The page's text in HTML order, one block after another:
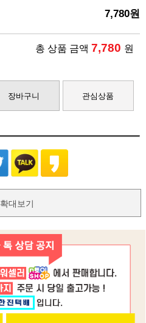
7,780원
총 상품 금액 7,780 원
장바구니 관심상품
확대보기